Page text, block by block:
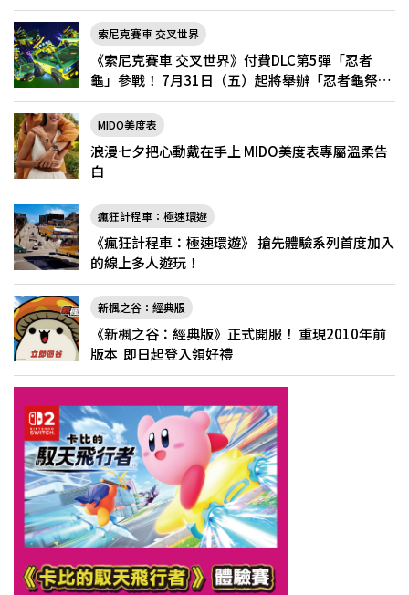
索尼克賽車 交叉世界
《索尼克賽車 交叉世界》付費DLC第5彈「忍者
龜」參戰！ 7月31日（五）起將舉辦「忍者龜祭
典」
MIDO美度表
浪漫七夕把心動戴在手上 MIDO美度表專屬溫柔告
白
瘋狂計程車：極速環遊
《瘋狂計程車：極速環遊》 搶先體驗系列首度加入
的線上多人遊玩！
新楓之谷：經典版
《新楓之谷：經典版》正式開服！ 重現2010年前
版本 即日起登入領好禮